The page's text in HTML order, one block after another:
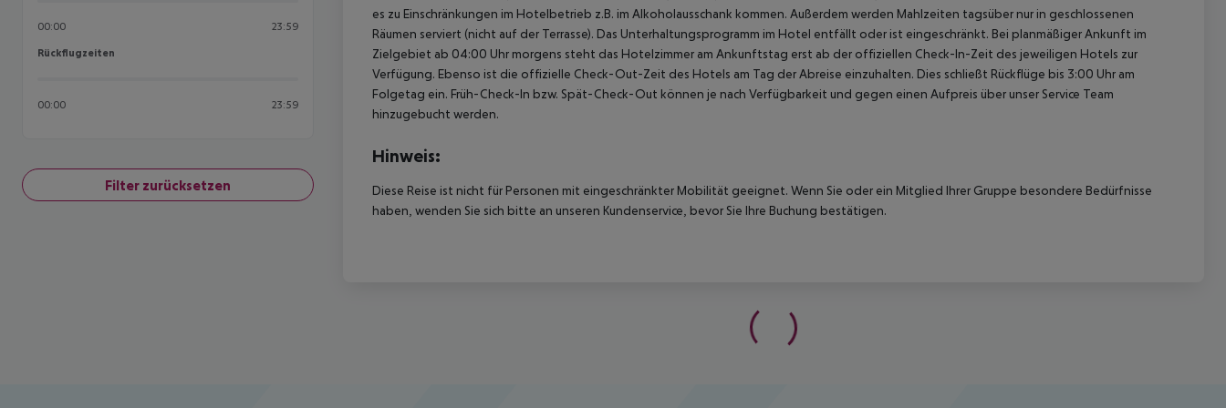
00:00 23:59
Rückflugzeiten
Rückflugzeiten
00:00 23:59
Filter zurücksetzen
es zu Einschränkungen im Hotelbetrieb z.B. im Alkoholausschank kommen. Außerdem werden Mahlzeiten tagsüber nur in geschlossenen
Räumen serviert (nicht auf der Terrasse). Das Unterhaltungsprogramm im Hotel entfällt oder ist eingeschränkt. Bei planmäßiger Ankunft im
Zielgebiet ab 04:00 Uhr morgens steht das Hotelzimmer am Ankunftstag erst ab der offiziellen Check-In-Zeit des jeweiligen Hotels zur
Verfügung. Ebenso ist die offizielle Check-Out-Zeit des Hotels am Tag der Abreise einzuhalten. Dies schließt Rückflüge bis 3:00 Uhr am
Folgetag ein. Früh-Check-In bzw. Spät-Check-Out können je nach Verfügbarkeit und gegen einen Aufpreis über unser Service Team
hinzugebucht werden.
Hinweis:
Diese Reise ist nicht für Personen mit eingeschränkter Mobilität geeignet. Wenn Sie oder ein Mitglied Ihrer Gruppe besondere Bedürfnisse
haben, wenden Sie sich bitte an unseren Kundenservice, bevor Sie Ihre Buchung bestätigen.